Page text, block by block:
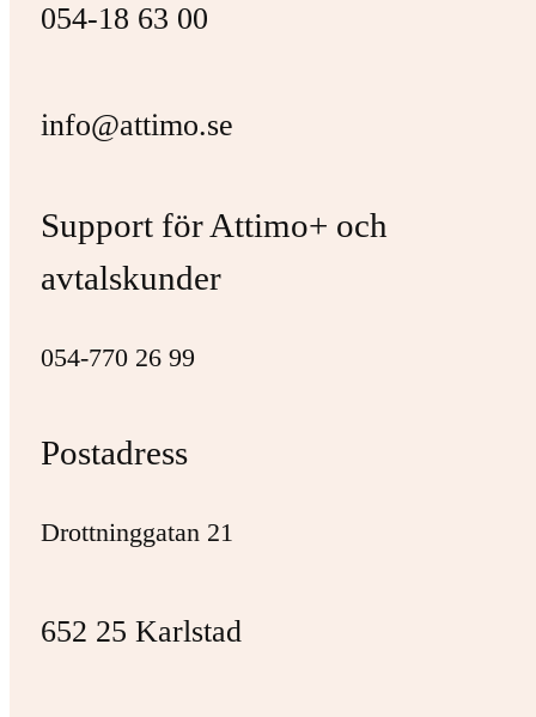
054-18 63 00
info@attimo.se
Support för Attimo+ och
avtalskunder
054-770 26 99
Postadress
Drottninggatan 21
652 25 Karlstad